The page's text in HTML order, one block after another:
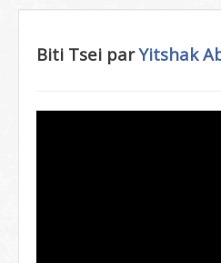
Biti Tsei parYitshak